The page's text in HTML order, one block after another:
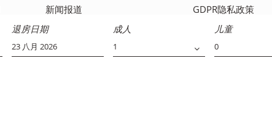
退房日期 成人 儿童
新闻报道
媒体报道
常见问题解答
GDPR隐私政策
联系我们